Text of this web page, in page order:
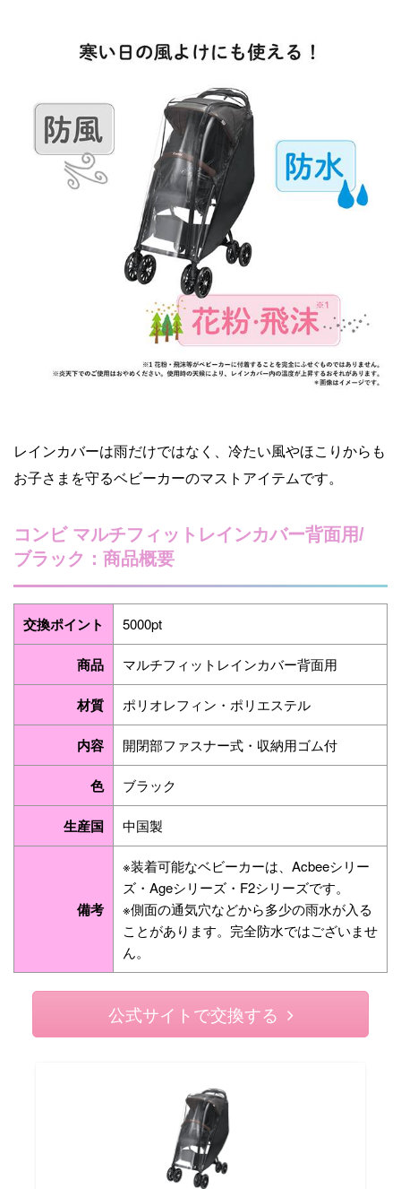
レインカバーは雨だけではなく、冷たい風やほこりからも
お子さまを守るベビーカーのマストアイテムです。
コンビ マルチフィットレインカバー背面用/
ブラック：商品概要
交換ポイント 5000pt
商品 マルチフィットレインカバー背面用
材質 ポリオレフィン・ポリエステル
内容 開閉部ファスナー式・収納用ゴム付
色 ブラック
生産国 中国製
備考
※装着可能なベビーカーは、Acbeeシリー
ズ・Ageシリーズ・F2シリーズです。
※側面の通気穴などから多少の雨水が入る
ことがあります。完全防水ではございませ
ん。
公式サイトで交換する